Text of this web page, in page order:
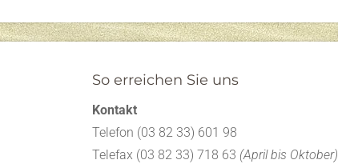
So erreichen Sie uns
Kontakt
Telefon (03 82 33) 601 98
Telefax (03 82 33) 718 63 (April bis Oktober)